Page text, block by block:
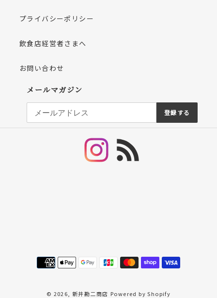
プライバシーポリシー
飲食店経営者さまへ
お問い合わせ
メールマガジン
登録する
Instagram
決
済
© 2026,新井勘二商店 Powered by Shopify